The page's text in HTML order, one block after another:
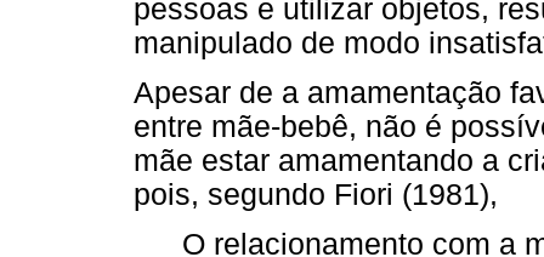
pessoas e utilizar objetos,
manipulado de modo
Apesar de a amamentação
entre mãe-bebê, não é
mãe estar amamentando a
pois, segundo Fiori (1981),
O relacionamento com a